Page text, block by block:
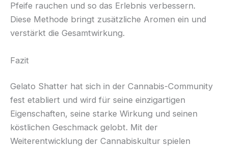
Pfeife rauchen und so das Erlebnis verbessern.
Diese Methode bringt zusätzliche Aromen ein und
verstärkt die Gesamtwirkung.
Fazit
Gelato Shatter hat sich in der Cannabis-Community
fest etabliert und wird für seine einzigartigen
Eigenschaften, seine starke Wirkung und seinen
köstlichen Geschmack gelobt. Mit der
Weiterentwicklung der Cannabiskultur spielen